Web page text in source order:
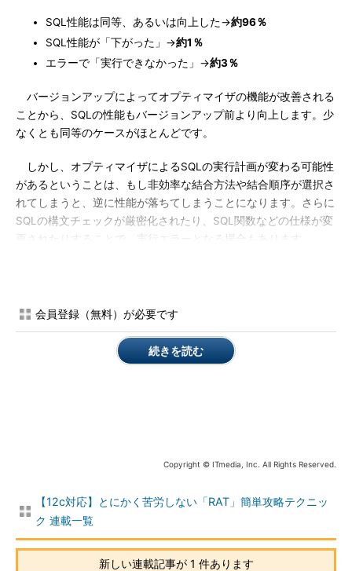
SQL性能は同等、あるいは向上した→約96％
SQL性能が「下がった」→約1％
エラーで「実行できなかった」→約3％
バージョンアップによってオプティマイザの機能が改善される
ことから、SQLの性能もバージョンアップ前より向上します。少
なくとも同等のケースがほとんどです。
しかし、オプティマイザによるSQLの実行計画が変わる可能性
があるということは、もし非効率な結合方法や結合順序が選択さ
れてしまうと、逆に性能が落ちてしまうことになります。さらに
SQLの構文チェックが厳密化されたり、SQL関数などの仕様が変
更されたりすることで、実行エラーとなる場合もあります。
様変更によって約300本が実行エラーで使えなくなることを示し
“これまでの方法”の3大課題
具体的には、新バージョンのテスト環境を準備し、アプリケー
かどうかをチェックしていくのが一般的な方法です。遅くなった
り、実行できなくなったりしたSQLについては、オプティマイザ
を特定し、SQLをチューニングします。
会員登録（無料）が必要です
続きを読む
Copyright © ITmedia, Inc. All Rights Reserved.
【12c対応】とにかく苦労しない「RAT」簡単攻略テクニッ
ク 連載一覧
新しい連載記事が 1 件あります